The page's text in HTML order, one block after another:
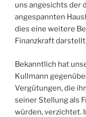
uns angesichts der
angespannten
dies eine weitere
Finanzkraft
Bekanntlich hat
Kullmann
Vergütungen, die
seiner Stellung als
würden, verzichtet.